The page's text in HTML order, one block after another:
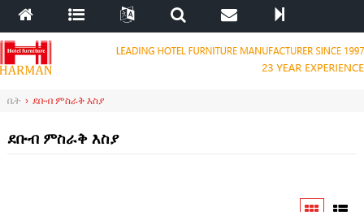
ቤት › ደቡብ ምስራቅ እስያ
ደቡብ ምስራቅ እስያ